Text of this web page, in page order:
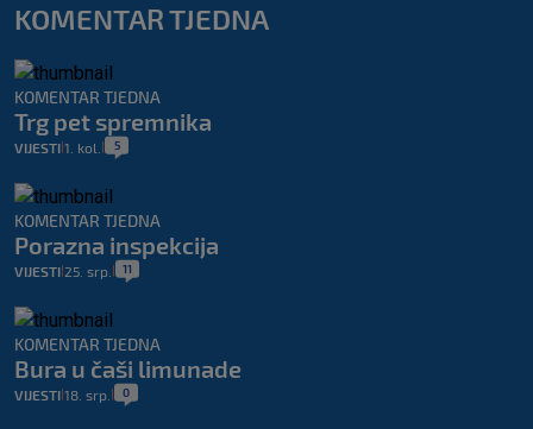
KOMENTAR TJEDNA
KOMENTAR TJEDNA
Trg pet spremnika
VIJESTI 1. kol. 5
KOMENTAR TJEDNA
Porazna inspekcija
VIJESTI 25. srp. 11
KOMENTAR TJEDNA
Bura u čaši limunade
VIJESTI 18. srp. 0